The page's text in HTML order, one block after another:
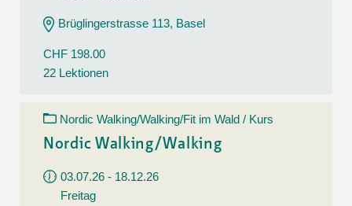
Brüglingerstrasse 113, Basel
CHF 198.00
22 Lektionen
Nordic Walking/Walking/Fit im Wald / Kurs
Nordic Walking/Walking
03.07.26 - 18.12.26
Freitag